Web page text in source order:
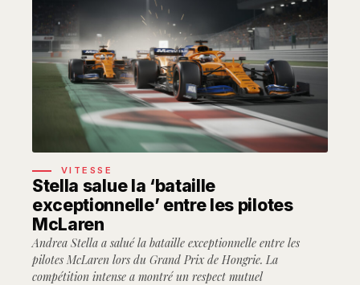
VITESSE
Stella salue la ‘bataille
exceptionnelle’ entre les pilotes
McLaren
Andrea Stella a salué la bataille exceptionnelle entre les
pilotes McLaren lors du Grand Prix de Hongrie. La
compétition intense a montré un respect mutuel